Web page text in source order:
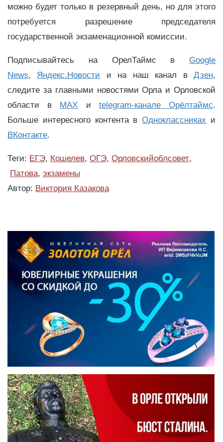
можно будет только в резервный день, но для этого
потребуется разрешение председателя
государственной экзаменационной комиссии.
Подписывайтесь на ОрелТаймс в Google
News, Яндекс.Новости и на наш канал вДзен,
следите за главными новостями Орла и Орловской
области в MAX и telegram-канале Орёлтаймс.
Больше интересного контента вОдноклассниках и
ВКонтакте.
Теги: ЕГЭ, Кошелев, ОГЭ, Орловскийоблсовет,
Патова, экзамены
Автор: Виктория Казакова